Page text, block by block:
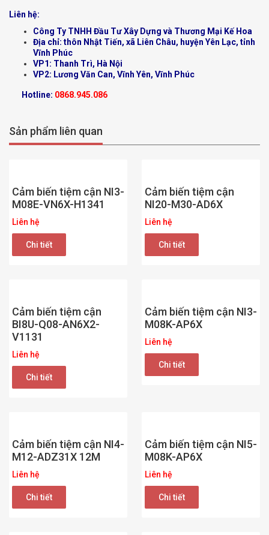
Liên hệ:
Công Ty TNHH Đầu Tư Xây Dựng và Thương Mại Kế Hoa
Địa chỉ: thôn Nhật Tiến, xã Liên Châu, huyện Yên Lạc, tỉnh
Vĩnh Phúc
VP1: Thanh Trì, Hà Nội
VP2: Lương Văn Can, Vĩnh Yên, Vĩnh Phúc
Hotline: 0868.945.086
Sản phẩm liên quan
Cảm biến tiệm cận NI3-
M08E-VN6X-H1341
Liên hệ
Chi tiết
Cảm biến tiệm cận
NI20-M30-AD6X
Liên hệ
Chi tiết
Cảm biến tiệm cận
BI8U-Q08-AN6X2-
V1131
Liên hệ
Chi tiết
Cảm biến tiệm cận NI3-
M08K-AP6X
Liên hệ
Chi tiết
Cảm biến tiệm cận NI4-
M12-ADZ31X 12M
Liên hệ
Chi tiết
Cảm biến tiệm cận NI5-
M08K-AP6X
Liên hệ
Chi tiết